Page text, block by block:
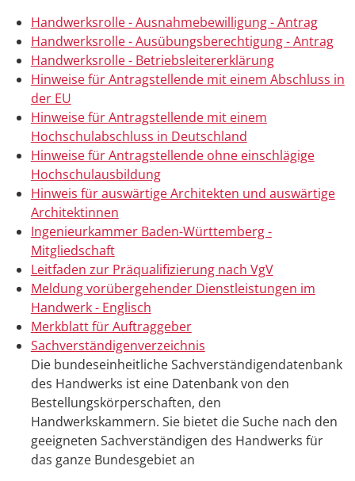
Handwerksrolle - Ausnahmebewilligung - Antrag
Handwerksrolle - Ausübungsberechtigung - Antrag
Handwerksrolle - Betriebsleitererklärung
Hinweise für Antragstellende mit einem Abschluss in
der EU
Hinweise für Antragstellende mit einem
Hochschulabschluss in Deutschland
Hinweise für Antragstellende ohne einschlägige
Hochschulausbildung
Hinweis für auswärtige Architekten und auswärtige
Architektinnen
Ingenieurkammer Baden-Württemberg -
Mitgliedschaft
Leitfaden zur Präqualifizierung nach VgV
Meldung vorübergehender Dienstleistungen im
Handwerk - Englisch
Merkblatt für Auftraggeber
Sachverständigenverzeichnis
Die bundeseinheitliche Sachverständigendatenbank
des Handwerks ist eine Datenbank von den
Bestellungskörperschaften, den
Handwerkskammern. Sie bietet die Suche nach den
geeigneten Sachverständigen des Handwerks für
das ganze Bundesgebiet an